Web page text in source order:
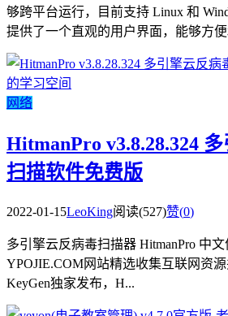
够跨平台运行，目前支持 Linux 和
提供了一个直观的用户界面，能够方
网络
HitmanPro v3.8.28.324
扫描软件免费版
2022-01-15LeoKing阅读(527)赞(0)
多引擎云反病毒扫描器 HitmanPro 中
YPOJIE.COM网站精选收集互联网资源
KeyGen独家发布，H...